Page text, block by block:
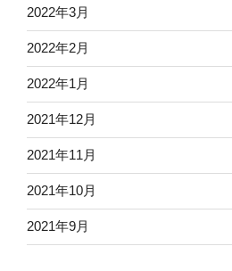
2022年3月
2022年2月
2022年1月
2021年12月
2021年11月
2021年10月
2021年9月